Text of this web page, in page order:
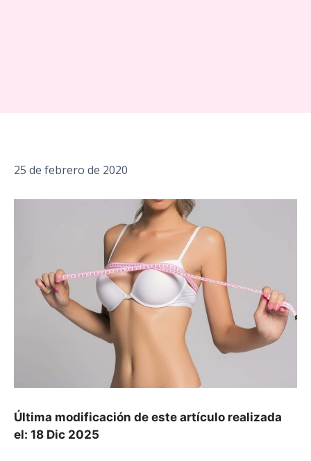
25 de febrero de 2020
Última modificación de este artículo realizada
el: 18 Dic 2025